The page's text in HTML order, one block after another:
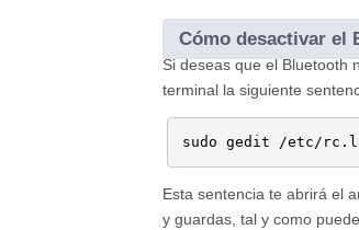
Cómo desactivar el
Si deseas que el Bluetooth
terminal la siguiente
sudo gedit /etc/
Esta sentencia te abrirá el
y guardas, tal y como